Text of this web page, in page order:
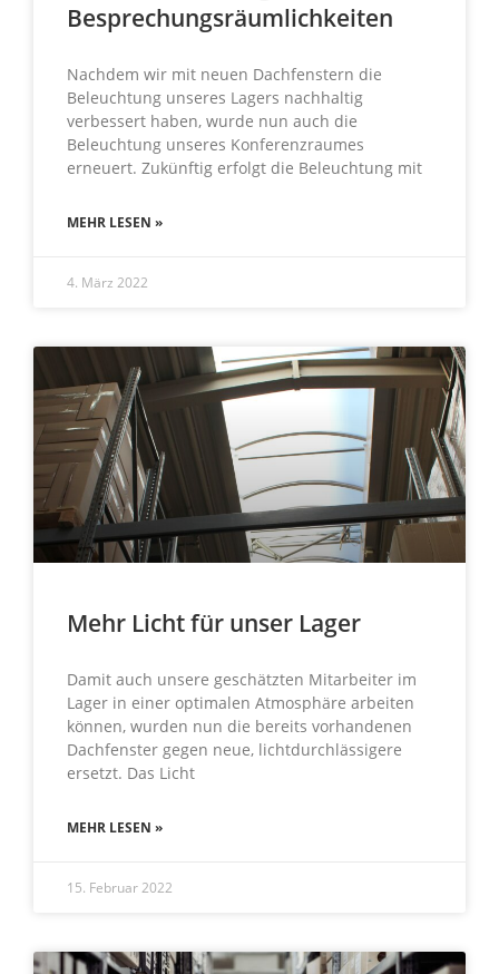
Besprechungsräumlichkeiten
Nachdem wir mit neuen Dachfenstern die
Beleuchtung unseres Lagers nachhaltig
verbessert haben, wurde nun auch die
Beleuchtung unseres Konferenzraumes
erneuert. Zukünftig erfolgt die Beleuchtung mit
MEHR LESEN »
4. März 2022
Mehr Licht für unser Lager
Damit auch unsere geschätzten Mitarbeiter im
Lager in einer optimalen Atmosphäre arbeiten
können, wurden nun die bereits vorhandenen
Dachfenster gegen neue, lichtdurchlässigere
ersetzt. Das Licht
MEHR LESEN »
15. Februar 2022